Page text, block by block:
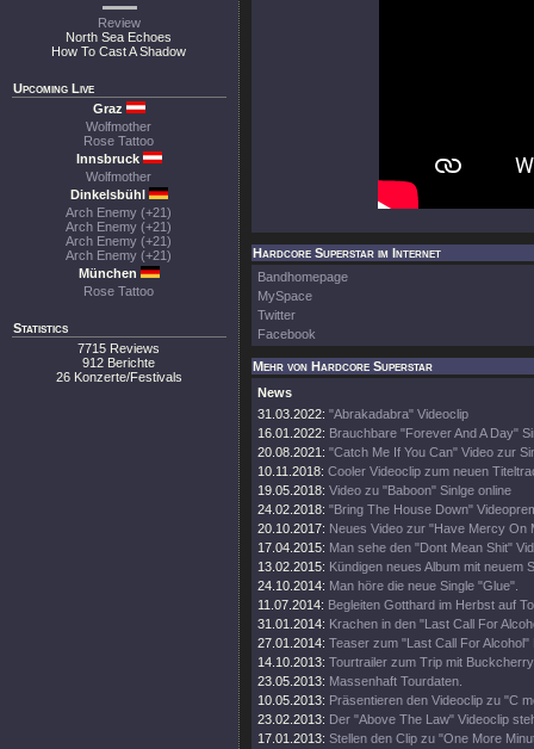
Review
North Sea Echoes
How To Cast A Shadow
Upcoming Live
Graz
Wolfmother
Rose Tattoo
Innsbruck
Wolfmother
Dinkelsbühl
Arch Enemy (+21)
Arch Enemy (+21)
Arch Enemy (+21)
Arch Enemy (+21)
München
Rose Tattoo
Statistics
7715 Reviews
912 Berichte
26 Konzerte/Festivals
Hardcore Superstar im Internet
Bandhomepage
MySpace
Twitter
Facebook
Mehr von Hardcore Superstar
News
31.03.2022: "Abrakadabra" Videoclip
16.01.2022: Brauchbare "Forever And A Day"
20.08.2021: "Catch Me If You Can" Video zur
10.11.2018: Cooler Videoclip zum neuen
19.05.2018: Video zu "Baboon" Sinlge online
24.02.2018: "Bring The House Down"
20.10.2017: Neues Video zur "Have Mercy On
17.04.2015: Man sehe den "Dont Mean Shit"
13.02.2015: Kündigen neues Album mit neuem
24.10.2014: Man höre die neue Single "Glue".
11.07.2014: Begleiten Gotthard im Herbst auf
31.01.2014: Krachen in den "Last Call For
27.01.2014: Teaser zum "Last Call For Alcohol"
14.10.2013: Tourtrailer zum Trip mit
23.05.2013: Massenhaft Tourdaten.
10.05.2013: Präsentieren den Videoclip zu "C
23.02.2013: Der "Above The Law" Videoclip
17.01.2013: Stellen den Clip zu "One More